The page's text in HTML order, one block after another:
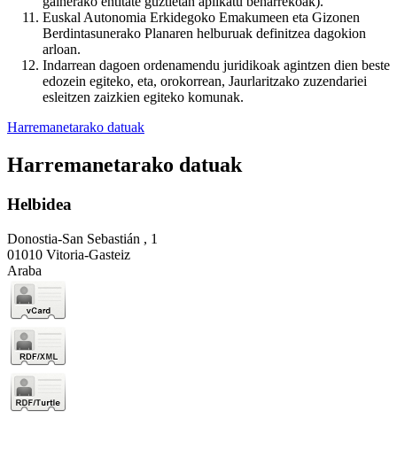
Euskal Autonomia Erkidegoko Emakumeen eta Gizonen
Berdintasunerako Planaren helburuak definitzea dagokion
arloan.
Indarrean dagoen ordenamendu juridikoak agintzen dien beste
edozein egiteko, eta, orokorrean, Jaurlaritzako zuzendariei
esleitzen zaizkien egiteko komunak.
Harremanetarako datuak
Harremanetarako datuak
Helbidea
Donostia-San Sebastián , 1
01010 Vitoria-Gasteiz
Araba